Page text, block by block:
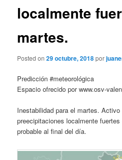
localmente
martes.
Posted on29 octubre, 2018por
Predicción #meteorológica
Espacio ofrecido por www.osv-
Inestabilidad para el martes.
preecipitaciones localmente
probable al final del día.